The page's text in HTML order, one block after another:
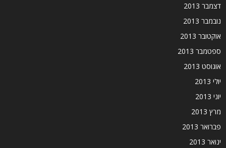
דצמבר 2013
נובמבר 2013
אוקטובר 2013
ספטמבר 2013
אוגוסט 2013
יולי 2013
יוני 2013
מרץ 2013
פברואר 2013
ינואר 2013